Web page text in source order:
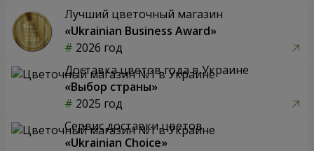
Лучший цветочный магазин
«Ukrainian Business Award»
2026 год
Доставка цветов года в Украине
«Выбор страны»
2025 год
Сервис доставки цветов
«Ukrainian Choice»